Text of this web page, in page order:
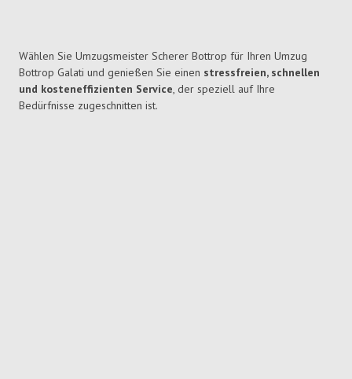
Wählen Sie Umzugsmeister Scherer Bottrop für Ihren Umzug
Bottrop Galati und genießen Sie einen stressfreien, schnellen
und kosteneffizienten Service, der speziell auf Ihre
Bedürfnisse zugeschnitten ist.